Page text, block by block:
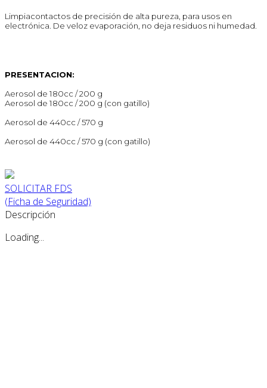
Limpiacontactos de precisión de alta pureza, para usos en
electrónica. De veloz evaporación, no deja residuos ni humedad.
PRESENTACION:
Aerosol de 180cc / 200 g
Aerosol de 180cc / 200 g (con gatillo)
Aerosol de 440cc / 570 g
Aerosol de 440cc / 570 g (con gatillo)
SOLICITAR FDS
(Ficha de Seguridad)
Descripción
Loading...